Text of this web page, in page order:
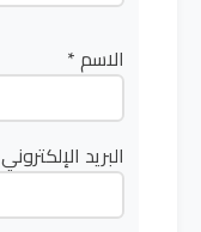
الاسم*
البريد الإلكتروني